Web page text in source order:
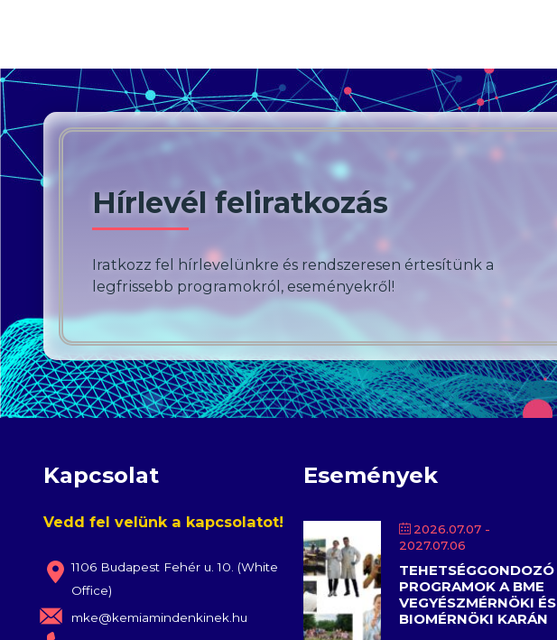
Hírlevél feliratkozás
Iratkozz fel hírlevelünkre és rendszeresen értesítünk a
legfrissebb programokról, eseményekről!
Kapcsolat
Vedd fel velünk a kapcsolatot!
1106 Budapest Fehér u. 10. (White
Office)
mke@kemiamindenkinek.hu
Események
2026.07.07-
2027.07.06
TEHETSÉGGONDOZÓ
PROGRAMOK A BME
VEGYÉSZMÉRNÖKI ÉS
BIOMÉRNÖKI KARÁN